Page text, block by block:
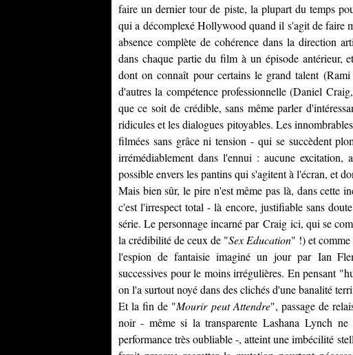
faire un dernier tour de piste, la plupart du temps
qui a décomplexé Hollywood quand il s'agit de faire
absence complète de cohérence dans la direction
dans chaque partie du film à un épisode antérieur,
dont on connaît pour certains le grand talent (
d'autres la compétence professionnelle (Daniel Craig
que ce soit de crédible, sans même parler
ridicules et les dialogues pitoyables. Les
filmées sans grâce ni tension - qui se succèdent
irrémédiablement dans l'ennui : aucune excitation,
possible envers les pantins qui s'agitent à l'écran, et
Mais bien sûr, le pire n'est même pas là, dans cette
c'est l'irrespect total - là encore, justifiable sans
série. Le personnage incarné par Craigici, qui se
la crédibilité de ceux de "Sex Education" !) et
l'espion de fantaisie imaginé un jour par Ian
successives pour le moins irrégulières. En pensant
on l'a surtout noyé dans des clichés d'une banalité
Et la fin de "Mourir peut Attendre", passage de
noir - même si la transparenteLashana Lynch ne
performance très oubliable -, atteint une imbécilité